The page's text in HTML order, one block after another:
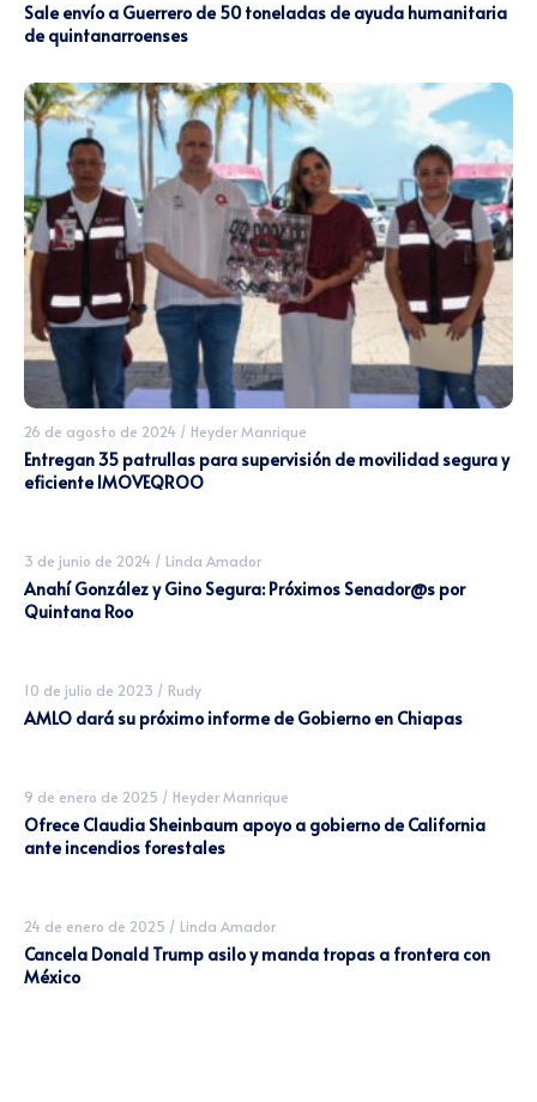
Sale envío a Guerrero de 50 toneladas de ayuda humanitaria
de quintanarroenses
26 de agosto de 2024 / Heyder Manrique
Entregan 35 patrullas para supervisión de movilidad segura y
eficiente IMOVEQROO
3 de junio de 2024 / Linda Amador
Anahí González y Gino Segura: Próximos Senador@s por
Quintana Roo
10 de julio de 2023 / Rudy
AMLO dará su próximo informe de Gobierno en Chiapas
9 de enero de 2025 / Heyder Manrique
Ofrece Claudia Sheinbaum apoyo a gobierno de California
ante incendios forestales
24 de enero de 2025 / Linda Amador
Cancela Donald Trump asilo y manda tropas a frontera con
México